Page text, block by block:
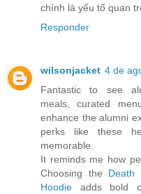
chính là yếu tố quan
Responder
wilsonjacket 4 de
Fantastic to see
meals, curated
enhance the alumni
perks like these
memorable.
It reminds me how
Choosing the Death
Hoodie adds bold